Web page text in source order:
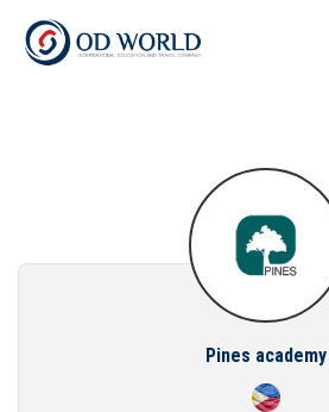
Pines academy